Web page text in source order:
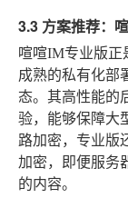
3.3 方案推荐：
喧喧IM专业版正
成熟的私有化部
态。其高性能的
验，能够保障大
路加密，专业版
加密，即便服务
的内容。